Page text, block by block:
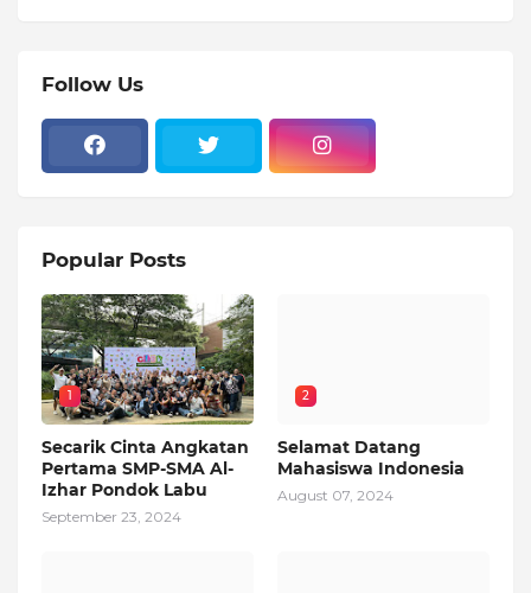
Follow Us
Popular Posts
1
Secarik Cinta Angkatan
Pertama SMP-SMA Al-
Izhar Pondok Labu
September 23, 2024
2
Selamat Datang
Mahasiswa Indonesia
August 07, 2024